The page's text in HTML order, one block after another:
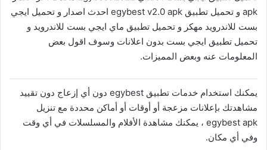
apk و تحميل تطبيق egybest v2.0 apk احدث اصدار و تحميل ايجي
بست للاندرويد مهكر و تحميل تطبيق ماي ايجي بست للاندرويد و
تحميل تطبيق ايجي بست بدون اعلانات وسوف اقول بعض
المعلومات عنه وبعض المميزات.
يمكنك استخدام خدمات تطبيق egybest دون أي إزعاج دون تقييد
مشاهدتك بإعلانات مزعجة أو أوقات أو أماكن محددة مع تنزيل
egybest apk ، يمكنك مشاهدة الأفلام والمسلسلات في أي وقت
وفي أي مكان.